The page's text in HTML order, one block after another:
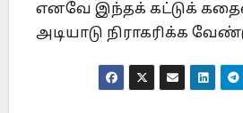
எனவே இந்தக் கட்டுக்
அடியாடு நிராகரிக்க